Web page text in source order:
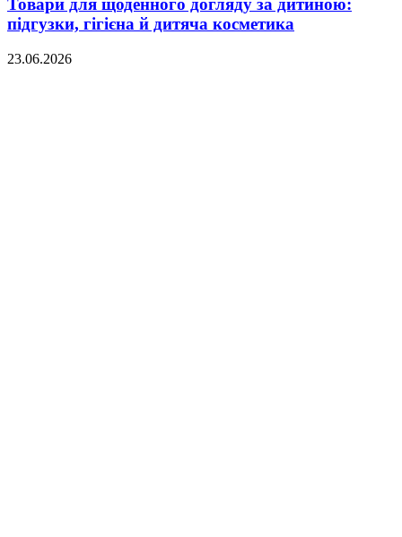
Товари для щоденного догляду за дитиною:
підгузки, гігієна й дитяча косметика
23.06.2026